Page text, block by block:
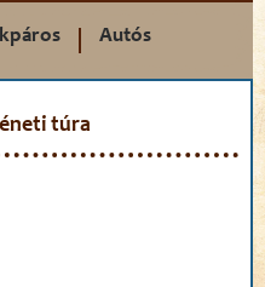
Autós
túra